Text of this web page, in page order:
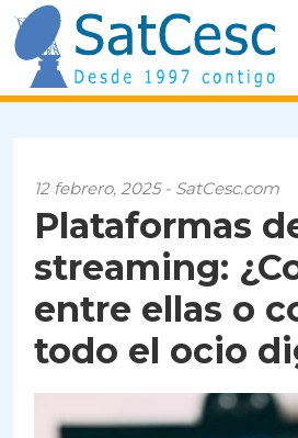
al
contenido
12 febrero, 2025 - SatCesc.com
Plataformas
streaming:
entre ellas o
todo el ocio